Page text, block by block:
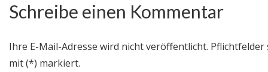
Schreibe einen Kommentar
Ihre E-Mail-Adresse wird nicht veröffentlicht. Pflichtfelder
mit (*) markiert.